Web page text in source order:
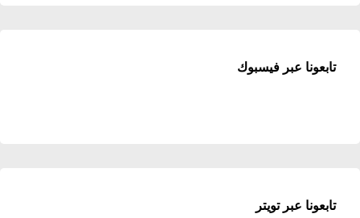
تابعونا عبر فيسبوك
تابعونا عبر تويتر